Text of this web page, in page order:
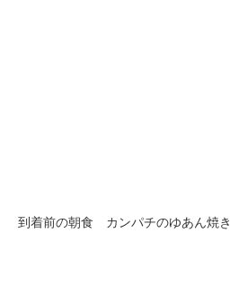
到着前の朝食 カンパチのゆあん焼き